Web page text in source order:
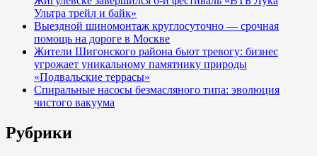
Ультра трейл и байк»
Выездной шиномонтаж круглосуточно — срочная
помощь на дороге в Москве
Жители Шигонского района бьют тревогу: бизнес
угрожает уникальному памятнику природы
«Подвальские террасы»
Спиральные насосы безмасляного типа: эволюция
чистого вакуума
Рубрики